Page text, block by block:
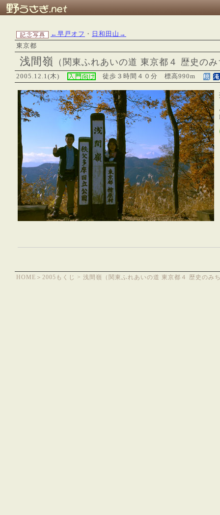
←早戸オフ ・
日和田山→
東京都
浅間嶺 （関東ふれあいの道 東京都４ 歴史の
2005.12.1(木) 徒歩３時間４０分 標高990m
HOME ＞ 2005もくじ > 浅間嶺（関東ふれあいの道 東京都４ 歴史のみ